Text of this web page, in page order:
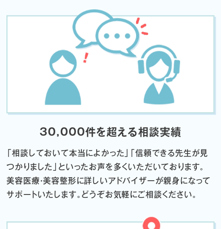
30,000件を超える相談実績
「相談しておいて本当によかった」「信頼できる先生が見
つかりました」 といったお声を多くいただいております。
美容医療・美容整形に詳しいアドバイザーが親身になって
サポートいたします。 どうぞお気軽にご相談ください。